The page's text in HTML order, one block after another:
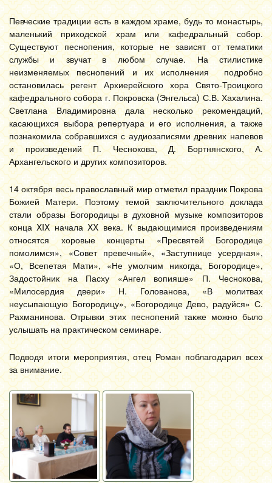
Певческие традиции есть в каждом храме, будь то монастырь,
маленький приходской храм или кафедральный собор.
Существуют песнопения, которые не зависят от тематики
службы и звучат в любом случае. На стилистике
неизменяемых песнопений и их исполнения подробно
остановилась регент Архиерейского хора Свято-Троицкого
кафедрального собора г. Покровска (Энгельса) С.В. Хахалина.
Светлана Владимировна дала несколько рекомендаций,
касающихся выбора репертуара и его исполнения, а также
познакомила собравшихся с аудиозаписями древних напевов
и произведений П. Чеснокова, Д. Бортнянского, А.
Архангельского и других композиторов.
14 октября весь православный мир отметил праздник Покрова
Божией Матери. Поэтому темой заключительного доклада
стали образы Богородицы в духовной музыке композиторов
конца XIX начала XX века. К выдающимися произведениям
относятся хоровые концерты «Пресвятей Богородице
помолимся», «Совет превечный», «Заступнице усердная»,
«О, Всепетая Мати», «Не умолчим никогда, Богородице»,
Задостойник на Пасху «Ангел вопияше» П. Чеснокова,
«Милосердия двери» Н. Голованова, «В молитвах
неусыпающую Богородицу», «Богородице Дево, радуйся» С.
Рахманинова. Отрывки этих песнопений также можно было
услышать на практическом семинаре.
Подводя итоги мероприятия, отец Роман поблагодарил всех
за внимание.